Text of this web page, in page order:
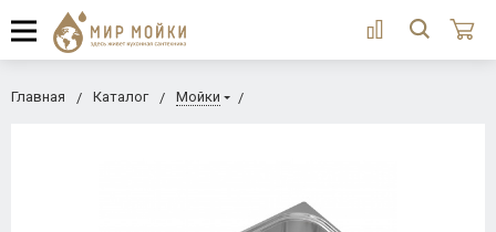
Главная Каталог Мойки